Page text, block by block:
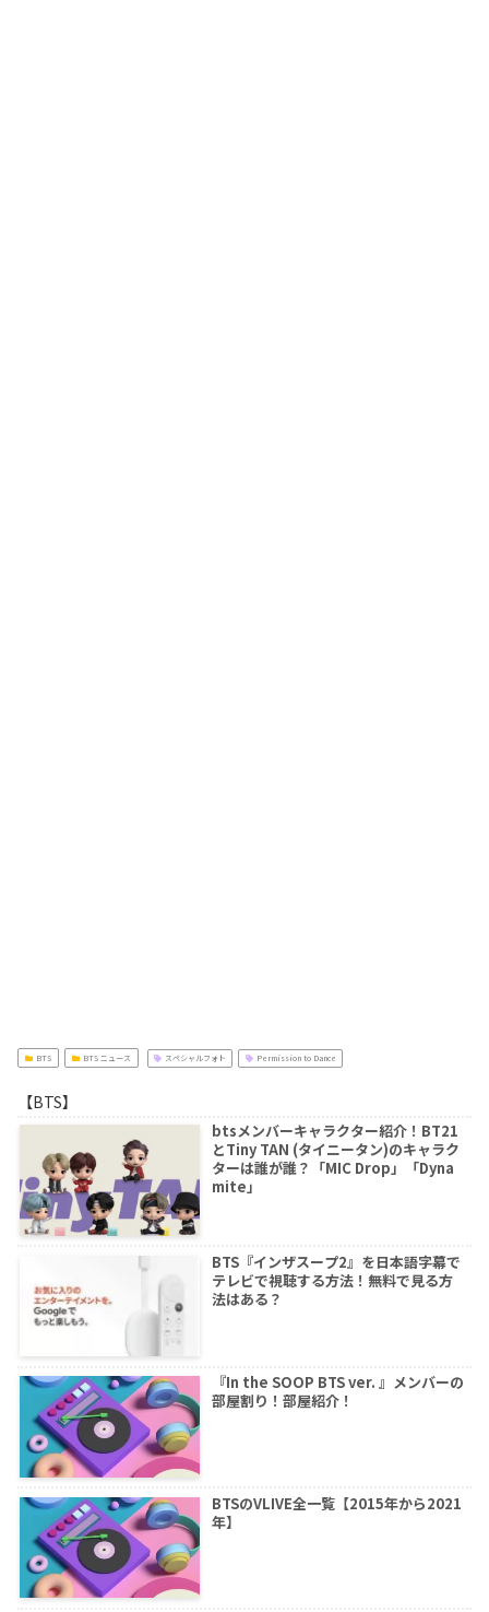
BTS BTS ニュース スペシャルフォト Permission to Dance
【BTS】
btsメンバーキャラクター紹介！BT21
とTiny TAN (タイニータン)のキャラク
ターは誰が誰？「MIC Drop」「Dyna
mite」
BTS『インザスープ2』を日本語字幕で
テレビで視聴する方法！無料で見る方
法はある？
『In the SOOP BTS ver. 』メンバーの
部屋割り！部屋紹介！
BTSのVLIVE全一覧【2015年から2021
年】